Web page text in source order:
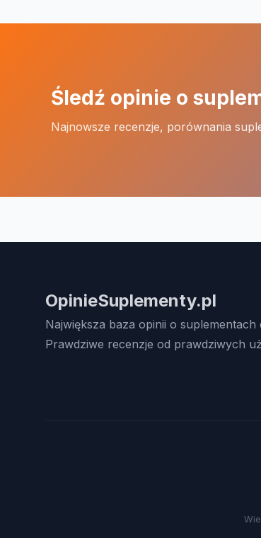
Śledź opinie o
Najnowsze recenzje, porównania
OpinieSuplementy.pl
Największa baza opinii o suplementach
Prawdziwe recenzje od prawdziwych